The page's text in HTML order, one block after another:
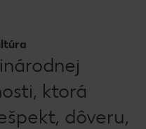
ktorá
dôveru,